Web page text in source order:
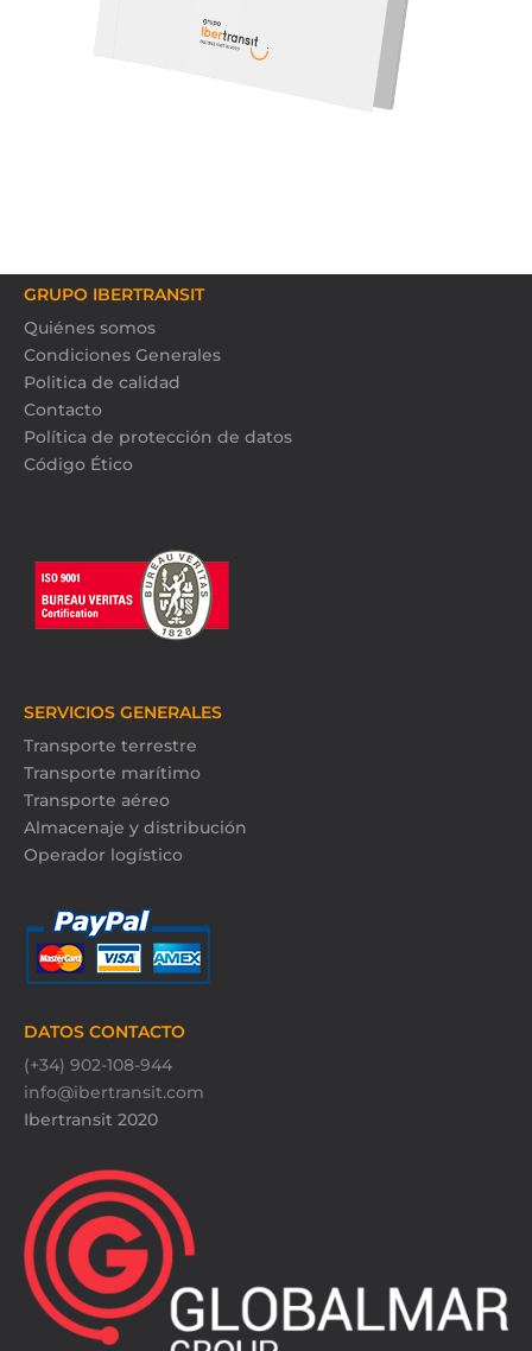
GRUPO IBERTRANSIT
Quiénes somos
Condiciones Generales
Politica de calidad
Contacto
Política de protección de datos
Código Ético
SERVICIOS GENERALES
Transporte terrestre
Transporte marítimo
Transporte aéreo
Almacenaje y distribución
Operador logístico
DATOS CONTACTO
(+34) 902-108-944
info@ibertransit.com
Ibertransit 2020